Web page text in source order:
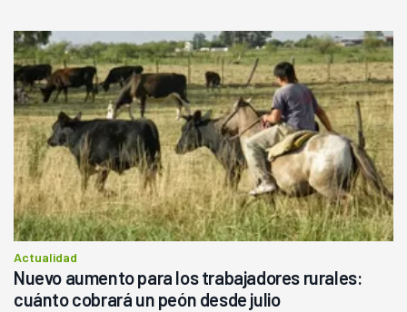
Actualidad
Nuevo aumento para los trabajadores rurales:
cuánto cobrará un peón desde julio